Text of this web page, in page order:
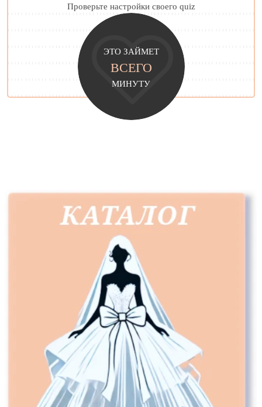
Проверьте настройки своего quiz
ЭТО ЗАЙМЕТ
ВСЕГО
МИНУТУ